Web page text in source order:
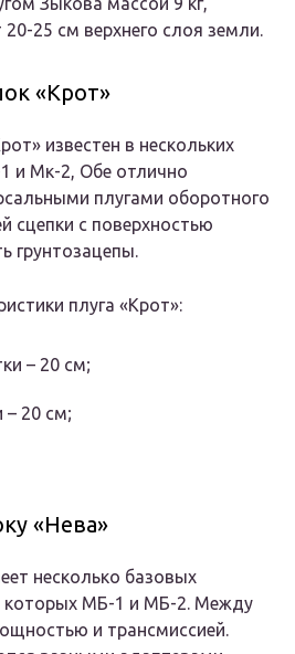
25 см верхнего слоя земли.
«Крот»
известен в нескольких
и Мк-2, Обе отлично
плугами оборотного
сцепки с поверхностью
грунтозацепы.
плуга «Крот»:
– 20 см;
– 20 см;
«Нева»
несколько базовых
которых МБ-1 и МБ-2. Между
и трансмиссией.